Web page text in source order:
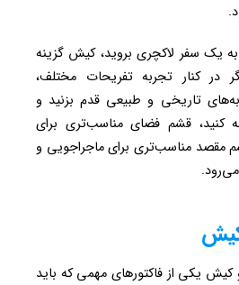
یک سفر لاکچری بروید، کیش گزینه
در کنار تجربه تفریحات مختلف،
تاریخی و طبیعی قدم بزنید و
کنید، قشم فضای مناسب‌تری برای
مناسب‌تری برای ماجراجویی و
یکی از فاکتورهای مهمی که باید